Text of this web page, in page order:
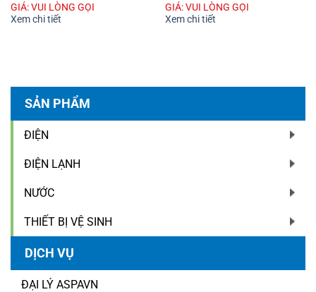
SẢN PHẨM
ĐIỆN
ĐIỆN LẠNH
NƯỚC
THIẾT BỊ VỆ SINH
DỊCH VỤ
ĐẠI LÝ ASPAVN
GIÁ: VUI LÒNG GỌI
Xem chi tiết
GIÁ: VUI LÒNG GỌI
Xem chi tiết